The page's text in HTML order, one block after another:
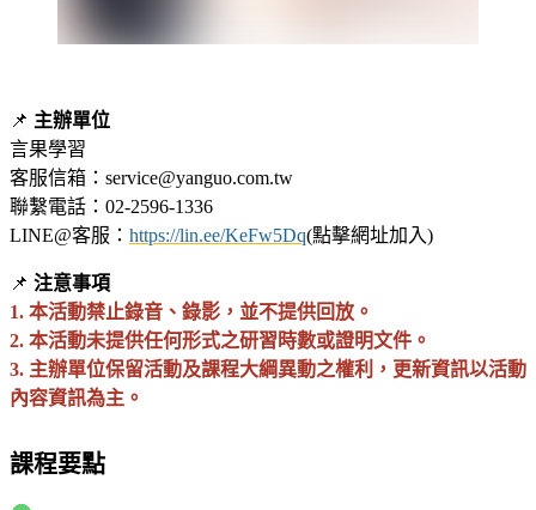
📌 主辦單位
言果學習
客服信箱：service@yanguo.com.tw
聯繫電話：02-2596-1336
LINE@客服： https://lin.ee/KeFw5Dq(點擊網址加入)
📌 注意事項
1. 本活動禁止錄音、錄影，並不提供回放。
2. 本活動未提供任何形式之研習時數或證明文件。
3. 主辦單位保留活動及課程大綱異動之權利，更新資訊以活動
內容資訊為主。
課程要點